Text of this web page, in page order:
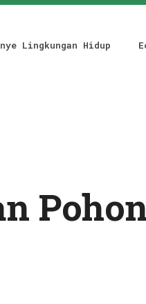
Lingkungan Hidup